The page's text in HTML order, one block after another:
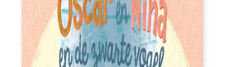
overeenstemming met ons privacybeleid.